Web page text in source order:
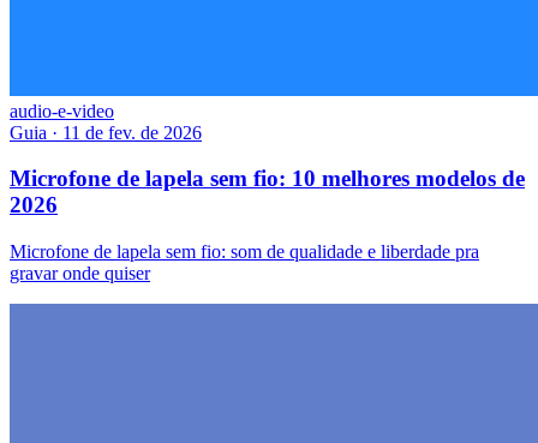
audio-e-video
Guia · 11 de fev. de 2026
Microfone de lapela sem fio: 10 melhores modelos de
2026
Microfone de lapela sem fio: som de qualidade e liberdade pra
gravar onde quiser